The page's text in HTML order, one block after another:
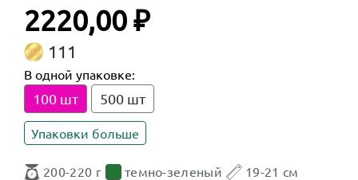
2220,00 ₽
111
В одной упаковке:
100 шт 500 шт
Упаковки больше
200-220 г темно-зеленый
19-21 см